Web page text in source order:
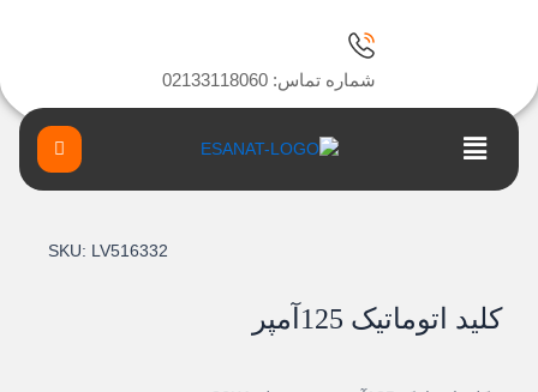
شماره تماس: 02133118060
Main
Menu
SKU: LV516332
کلید اتوماتیک 125آمپر